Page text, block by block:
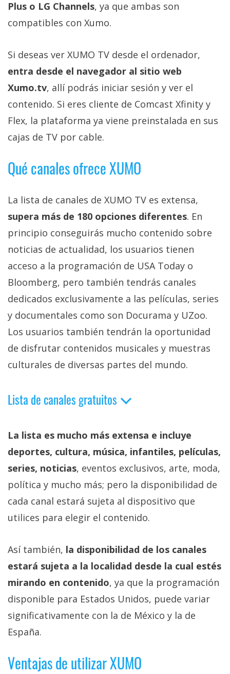
Plus o LG Channels, ya que ambas son
compatibles con Xumo.
Si deseas ver XUMO TV desde el ordenador,
entra desde el navegador al sitio web
Xumo.tv, allí podrás iniciar sesión y ver el
contenido. Si eres cliente de Comcast Xfinity y
Flex, la plataforma ya viene preinstalada en sus
cajas de TV por cable.
Qué canales ofrece XUMO
La lista de canales de XUMO TV es extensa,
supera más de 180 opciones diferentes. En
principio conseguirás mucho contenido sobre
noticias de actualidad, los usuarios tienen
acceso a la programación de USA Today o
Bloomberg, pero también tendrás canales
dedicados exclusivamente a las películas, series
y documentales como son Docurama y UZoo.
Los usuarios también tendrán la oportunidad
de disfrutar contenidos musicales y muestras
culturales de diversas partes del mundo.
Lista de canales gratuitos
La lista es mucho más extensa e incluye
deportes, cultura, música, infantiles, películas,
series, noticias, eventos exclusivos, arte, moda,
política y mucho más; pero la disponibilidad de
cada canal estará sujeta al dispositivo que
utilices para elegir el contenido.
Así también, la disponibilidad de los canales
estará sujeta a la localidad desde la cual estés
mirando en contenido, ya que la programación
disponible para Estados Unidos, puede variar
significativamente con la de México y la de
España.
Ventajas de utilizar XUMO